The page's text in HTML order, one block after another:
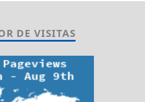
DE VISITAS